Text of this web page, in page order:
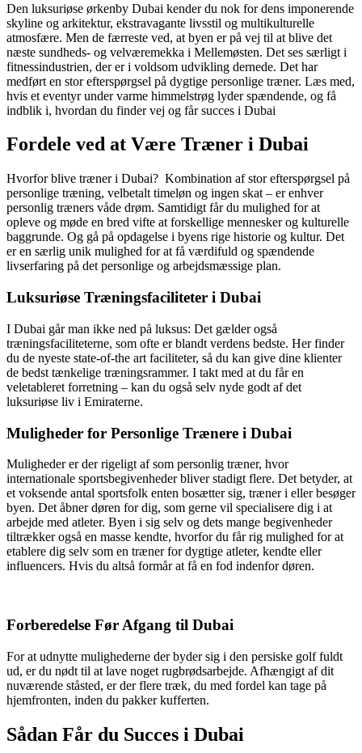
Den luksuriøse ørkenby Dubai kender du nok for dens imponerende
skyline og arkitektur, ekstravagante livsstil og multikulturelle
atmosfære. Men de færreste ved, at byen er på vej til at blive det
næste sundheds- og velværemekka i Mellemøsten. Det ses særligt i
fitnessindustrien, der er i voldsom udvikling dernede. Det har
medført en stor efterspørgsel på dygtige personlige træner. Læs med,
hvis et eventyr under varme himmelstrøg lyder spændende, og få
indblik i, hvordan du finder vej og får succes i Dubai
Fordele ved at Være Træner i Dubai
Hvorfor blive træner i Dubai? Kombination af stor efterspørgsel på
personlige træning, velbetalt timeløn og ingen skat – er enhver
personlig træners våde drøm. Samtidigt får du mulighed for at
opleve og møde en bred vifte at forskellige mennesker og kulturelle
baggrunde. Og gå på opdagelse i byens rige historie og kultur. Det
er en særlig unik mulighed for at få værdifuld og spændende
livserfaring på det personlige og arbejdsmæssige plan.
Luksuriøse Træningsfaciliteter i Dubai
I Dubai går man ikke ned på luksus: Det gælder også
træningsfaciliteterne, som ofte er blandt verdens bedste. Her finder
du de nyeste state-of-the art faciliteter, så du kan give dine klienter
de bedst tænkelige træningsrammer. I takt med at du får en
veletableret forretning – kan du også selv nyde godt af det
luksuriøse liv i Emiraterne.
Muligheder for Personlige Trænere i Dubai
Muligheder er der rigeligt af som personlig træner, hvor
internationale sportsbegivenheder bliver stadigt flere. Det betyder, at
et voksende antal sportsfolk enten bosætter sig, træner i eller besøger
byen. Det åbner døren for dig, som gerne vil specialisere dig i at
arbejde med atleter. Byen i sig selv og dets mange begivenheder
tiltrækker også en masse kendte, hvorfor du får rig mulighed for at
etablere dig selv som en træner for dygtige atleter, kendte eller
influencers. Hvis du altså formår at få en fod indenfor døren.
Forberedelse Før Afgang til Dubai
For at udnytte mulighederne der byder sig i den persiske golf fuldt
ud, er du nødt til at lave noget rugbrødsarbejde. Afhængigt af dit
nuværende ståsted, er der flere træk, du med fordel kan tage på
hjemfronten, inden du pakker kufferten.
Sådan Får du Succes i Dubai